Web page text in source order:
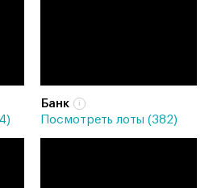
Банк
Посмотреть лоты (382)